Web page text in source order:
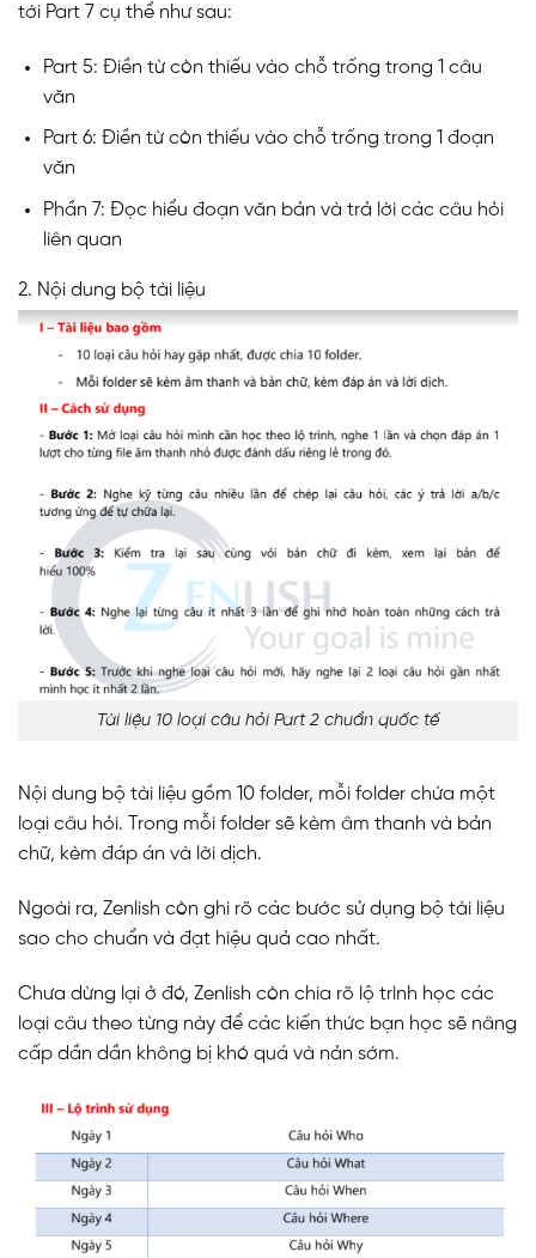
tới Part 7 cụ thể như sau:
Part 5: Điền từ còn thiếu vào chỗ trống trong 1 câu
văn
Part 6: Điền từ còn thiếu vào chỗ trống trong 1 đoạn
văn
Phần 7: Đọc hiểu đoạn văn bản và trả lời các câu hỏi
liên quan
2. Nội dung bộ tài liệu
Tài liệu 10 loại câu hỏi Part 2 chuẩn quốc tế
Nội dung bộ tài liệu gồm 10 folder, mỗi folder chứa một
loại câu hỏi. Trong mỗi folder sẽ kèm âm thanh và bản
chữ, kèm đáp án và lời dịch.
Ngoài ra, Zenlish còn ghi rõ các bước sử dụng bộ tài liệu
sao cho chuẩn và đạt hiệu quả cao nhất.
Chưa dừng lại ở đó, Zenlish còn chia rõ lộ trình học các
loại câu theo từng này để các kiến thức bạn học sẽ nâng
cấp dần dần không bị khó quá và nản sớm.